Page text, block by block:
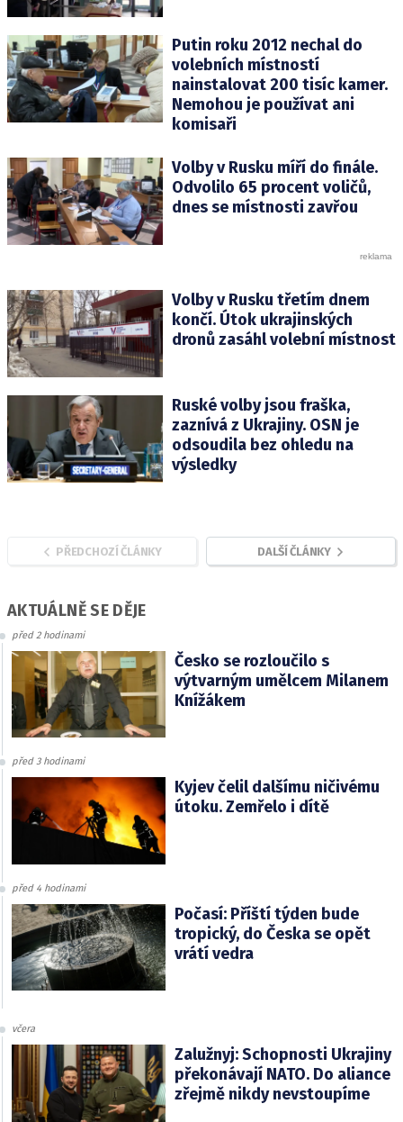
Putin roku 2012 nechal do
volebních místností
nainstalovat 200 tisíc kamer.
Nemohou je používat ani
komisaři
Volby v Rusku míří do finále.
Odvolilo 65 procent voličů,
dnes se místnosti zavřou
Volby v Rusku třetím dnem
končí. Útok ukrajinských
dronů zasáhl volební místnost
Ruské volby jsou fraška,
zaznívá z Ukrajiny. OSN je
odsoudila bez ohledu na
výsledky
PŘEDCHOZÍ ČLÁNKY DALŠÍ ČLÁNKY
AKTUÁLNĚ SE DĚJE
před 2 hodinami
Česko se rozloučilo s
výtvarným umělcem Milanem
Knížákem
před 3 hodinami
Kyjev čelil dalšímu ničivému
útoku. Zemřelo i dítě
před 4 hodinami
Počasí: Příští týden bude
tropický, do Česka se opět
vrátí vedra
včera
Zalužnyj: Schopnosti Ukrajiny
překonávají NATO. Do aliance
zřejmě nikdy nevstoupíme